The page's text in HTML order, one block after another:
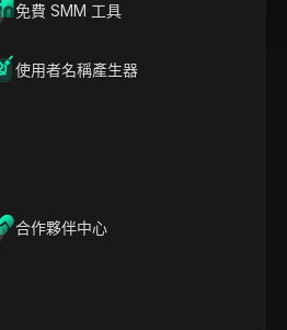
免費 SMM 工具
使用者名稱產生器
合作夥伴中心
模型鏈接數據工作流
能數據工作流程的開